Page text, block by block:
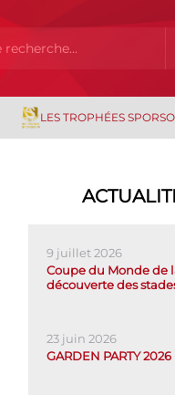
LES TROPHÉES
9 juillet 2026
Coupe du Monde de
découverte des
23 juin 2026
GARDEN PARTY 2026